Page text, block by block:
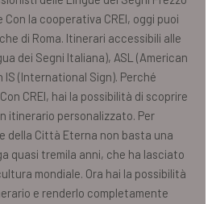
la cooperativa CREI, oggi puoi
di Roma. Itinerari accessibili alle
dei Segni Italiana), ASL (American
IS (International Sign). Perché
CREI, hai la possibilità di scoprire
itinerario personalizzato. Per
della Città Eterna non basta una
quasi tremila anni, che ha lasciato
mondiale. Ora hai la possibilità
e renderlo completamente